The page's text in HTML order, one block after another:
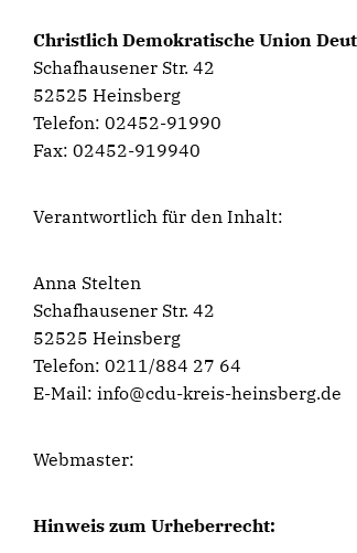
Christlich Demokratische Union
Schafhausener Str. 42
52525 Heinsberg
Telefon: 02452-91990
Fax: 02452-919940
Verantwortlich für den Inhalt:
Anna Stelten
Schafhausener Str. 42
52525 Heinsberg
Telefon: 0211/884 27 64
E-Mail: info@cdu-kreis-heinsberg.de
Webmaster:
Hinweis zum Urheberrecht: